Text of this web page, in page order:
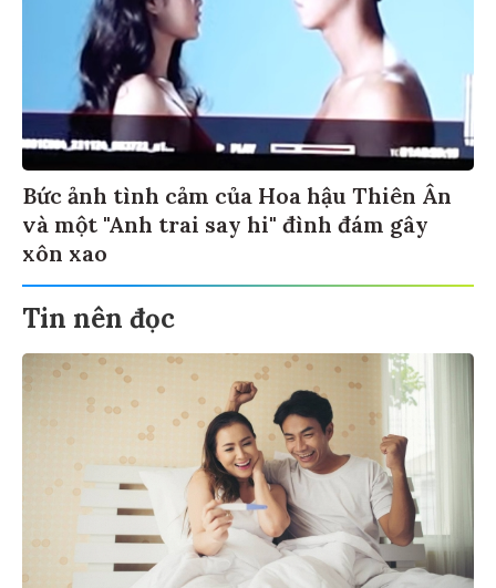
Bức ảnh tình cảm của Hoa hậu Thiên Ân
và một "Anh trai say hi" đình đám gây
xôn xao
Tin nên đọc